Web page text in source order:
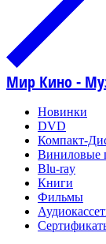
Мир Кино -
Новинки
DVD
Компакт-
Виниловые
Blu-ray
Книги
Фильмы